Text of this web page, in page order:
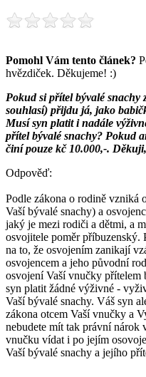
Pomohl Vám tento článek?
hvězdiček. Děkujeme! :)
Pokud si přítel bývalé snachy
souhlasí) přijdu já, jako
Musí syn platit i nadále
přítel bývalé snachy? Pokud
činí pouze kč 10.000,-.
Odpověď:
Podle zákona o rodině vzniká
Vaší bývalé snachy) a
jaký je mezi rodiči a dětmi, a
osvojitele poměr příbuzenský.
na to, že osvojením zanikají
osvojencem a jeho původní
osvojení Vaší vnučky přítelem
syn platit žádné výživné -
Vaší bývalé snachy. Váš syn
zákona otcem Vaší vnučky a
nebudete mít tak právní nárok
vnučku vídat i po jejím
Vaší bývalé snachy a jejího